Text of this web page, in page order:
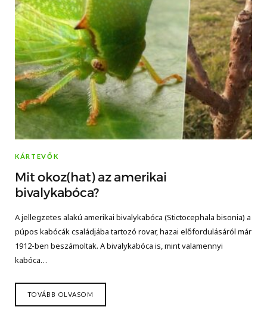
KÁRTEVŐK
Mit okoz(hat) az amerikai
bivalykabóca?
A jellegzetes alakú amerikai bivalykabóca (Stictocephala bisonia) a
púpos kabócák családjába tartozó rovar, hazai előfordulásáról már
1912-ben beszámoltak. A bivalykabóca is, mint valamennyi
kabóca…
TOVÁBB OLVASOM